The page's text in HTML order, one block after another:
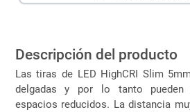
Descripción del producto
Las tiras de LED HighCRI Slim
delgadas y por lo tanto pueden
espacios reducidos. La distancia